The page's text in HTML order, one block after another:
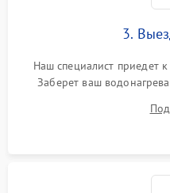
3.
Наш специалист приедет
Заберет ваш